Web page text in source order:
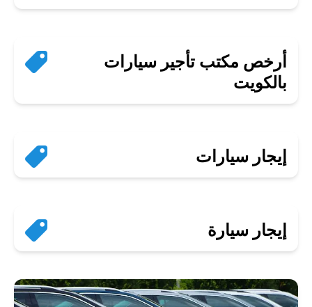
أرخص مكتب تأجير سيارات
بالكويت
إيجار سيارات
إيجار سيارة